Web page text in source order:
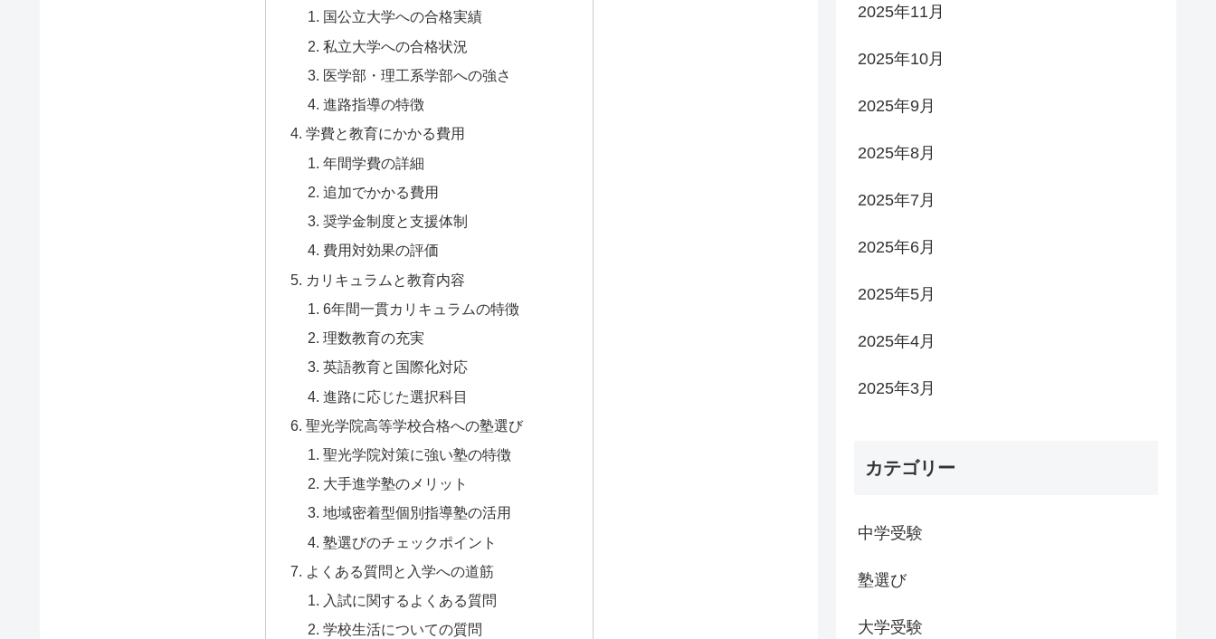
国公立大学への合格実績
私立大学への合格状況
医学部・理工系学部への強さ
進路指導の特徴
学費と教育にかかる費用
年間学費の詳細
追加でかかる費用
奨学金制度と支援体制
費用対効果の評価
カリキュラムと教育内容
6年間一貫カリキュラムの特徴
理数教育の充実
英語教育と国際化対応
進路に応じた選択科目
聖光学院高等学校合格への塾選び
聖光学院対策に強い塾の特徴
大手進学塾のメリット
地域密着型個別指導塾の活用
塾選びのチェックポイント
よくある質問と入学への道筋
入試に関するよくある質問
学校生活についての質問
2025年11月
2025年10月
2025年9月
2025年8月
2025年7月
2025年6月
2025年5月
2025年4月
2025年3月
カテゴリー
中学受験
塾選び
大学受験